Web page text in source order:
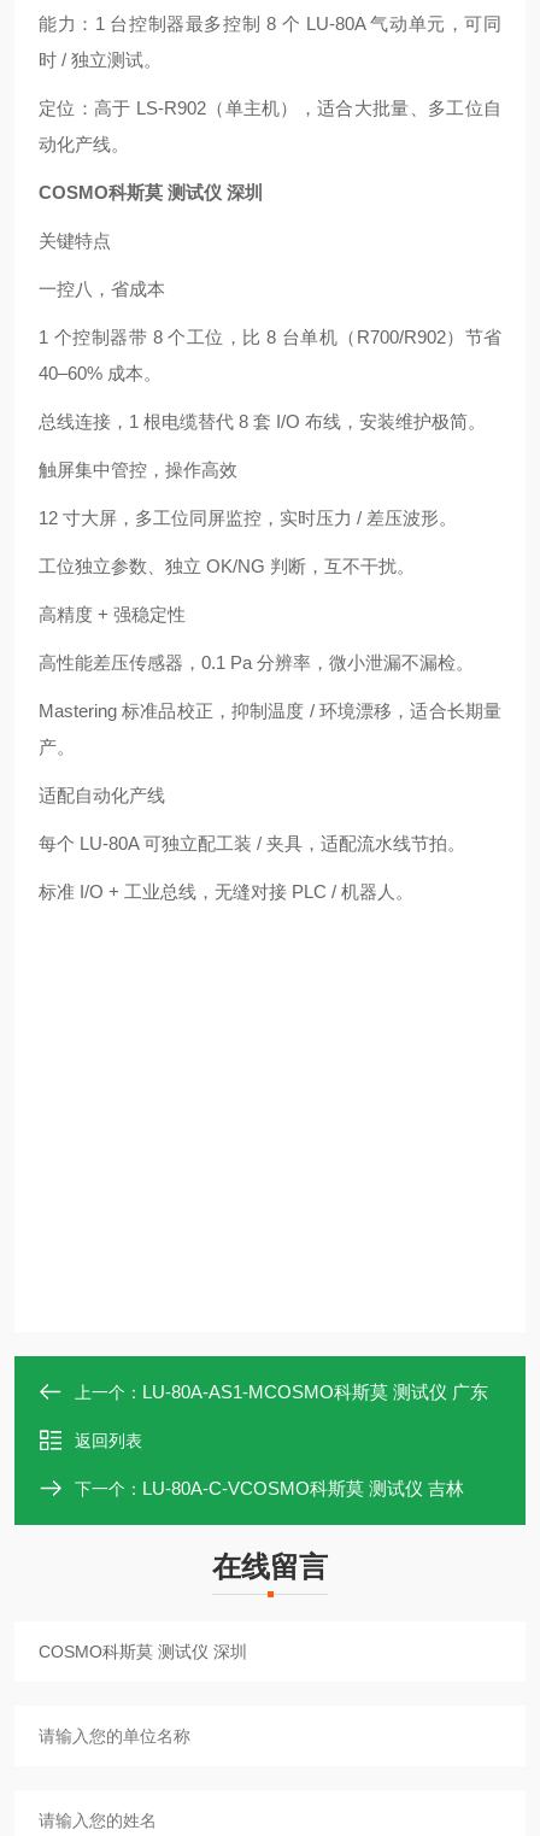
能力：1 台控制器最多控制 8 个 LU‑80A 气动单元，可同
时 / 独立测试。
定位：高于 LS‑R902（单主机），适合大批量、多工位自
动化产线。
COSMO科斯莫 测试仪 深圳
关键特点
一控八，省成本
1 个控制器带 8 个工位，比 8 台单机（R700/R902）节省
40–60% 成本。
总线连接，1 根电缆替代 8 套 I/O 布线，安装维护极简。
触屏集中管控，操作高效
12 寸大屏，多工位同屏监控，实时压力 / 差压波形。
工位独立参数、独立 OK/NG 判断，互不干扰。
高精度 + 强稳定性
高性能差压传感器，0.1 Pa 分辨率，微小泄漏不漏检。
Mastering 标准品校正，抑制温度 / 环境漂移，适合长期量
产。
适配自动化产线
每个 LU‑80A 可独立配工装 / 夹具，适配流水线节拍。
标准 I/O + 工业总线，无缝对接 PLC / 机器人。
上一个： LU‑80A‑AS1‑MCOSMO科斯莫 测试仪 广东
返回列表
下一个： LU‑80A‑C‑VCOSMO科斯莫 测试仪 吉林
在线留言